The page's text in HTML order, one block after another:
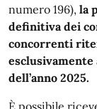
numero 196), la
definitiva dei
concorrenti
dell’anno 2025.
È possibile